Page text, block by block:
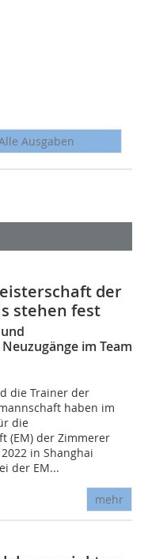
Ausgaben
der
stehen fest
im Team
die Trainer der
haben im
die
(EM) der Zimmerer
in Shanghai
der EM...
mehr